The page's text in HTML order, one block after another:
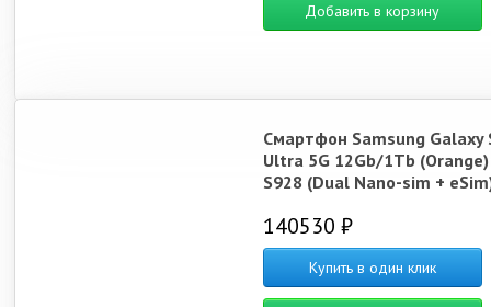
Добавить в корзину
Смартфон Samsung Galaxy
Ultra 5G 12Gb/1Tb (Orange)
S928 (Dual Nano-sim +
140530 ₽
Купить в один клик